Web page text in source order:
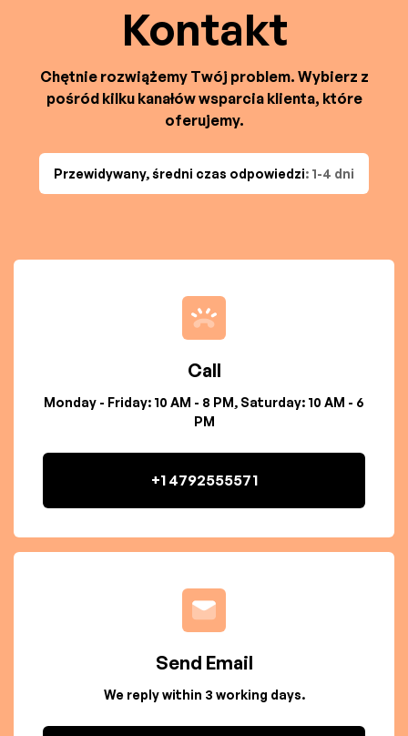
Kontakt
Chętnie rozwiążemy Twój problem. Wybierz z
pośród kilku kanałów wsparcia klienta, które
oferujemy.
Przewidywany, średni czas odpowiedzi: 1-4 dni
Call
Monday - Friday: 10 AM - 8 PM, Saturday: 10 AM - 6
PM
+1 4792555571
Send Email
We reply within 3 working days.